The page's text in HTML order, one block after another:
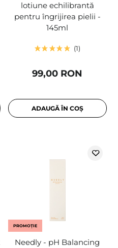
lotiune echilibrantă
pentru îngrijirea pielii -
145ml
1
99,00 RON
ADAUGĂ ÎN COȘ
PROMOȚIE
Needly - pH Balancing